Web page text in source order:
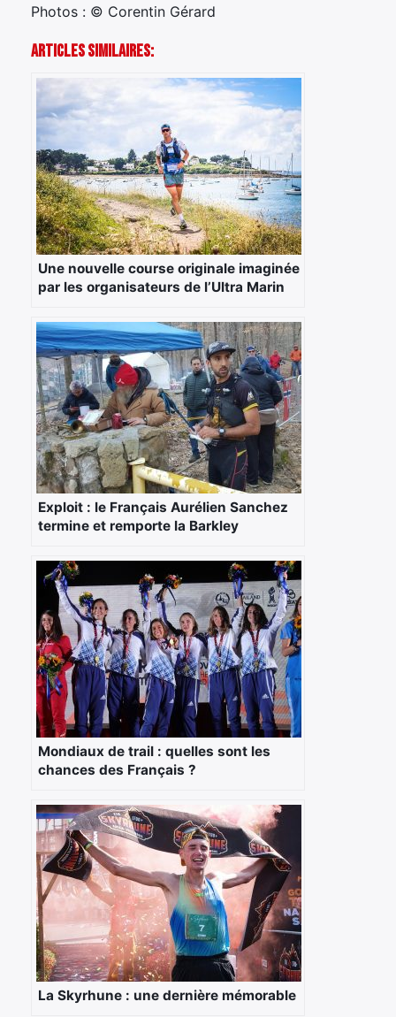
Photos : © Corentin Gérard
Articles Similaires:
Une nouvelle course originale imaginée
par les organisateurs de l’Ultra Marin
Exploit : le Français Aurélien Sanchez
termine et remporte la Barkley
Mondiaux de trail : quelles sont les
chances des Français ?
La Skyrhune : une dernière mémorable
Rechercher